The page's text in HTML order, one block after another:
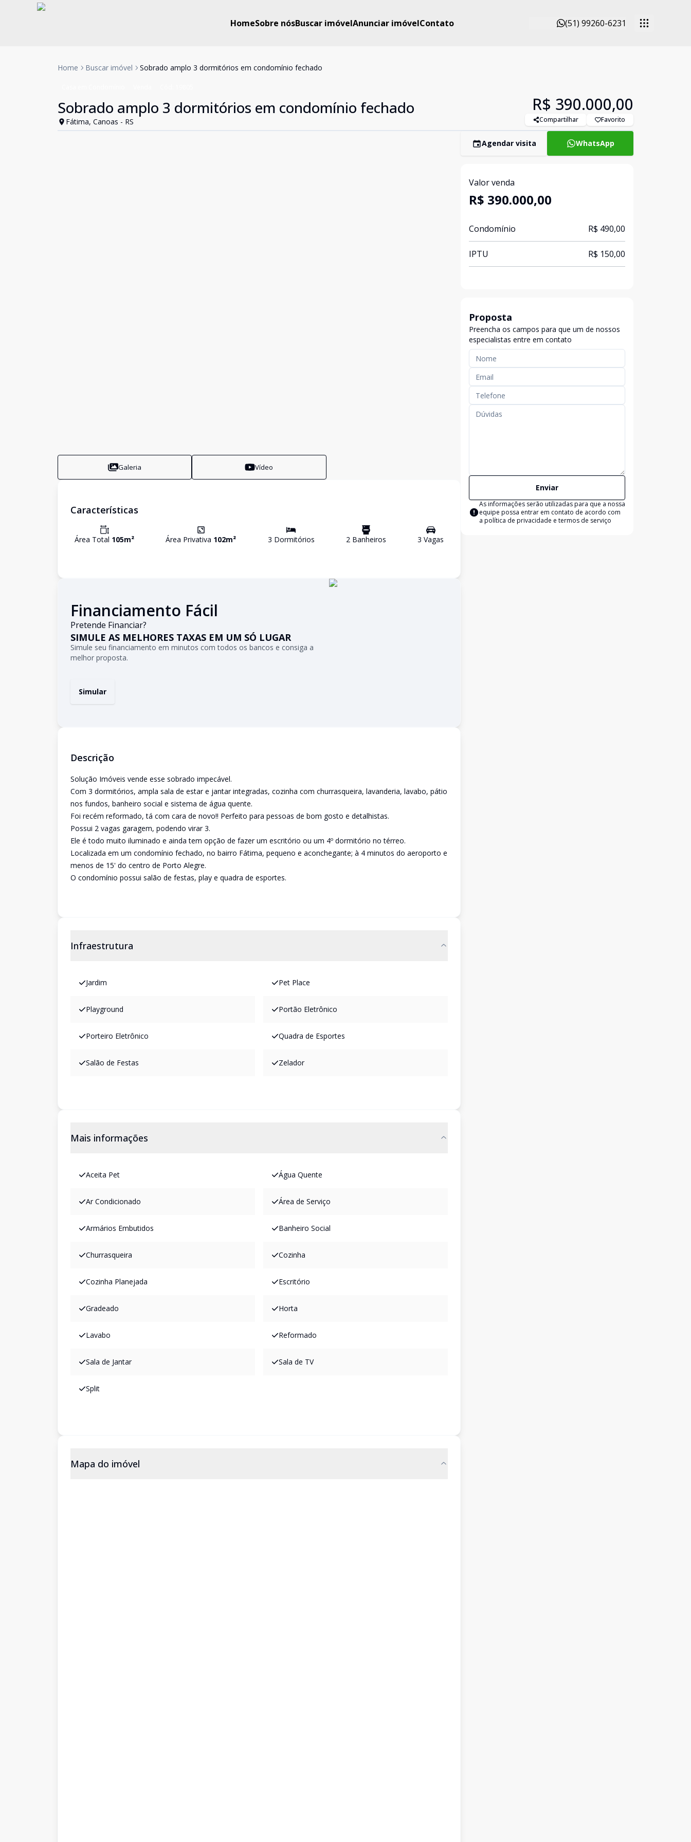
HomeSobre nósBuscar imóvelAnunciar imóvelContato (51) 99260-6231
Home Buscar imóvel Sobrado amplo 3 dormitórios em condomínio fechado
Sobrado amplo 3 dormitórios em condomínio fechado
Fátima, Canoas - RS
R$ 390.000,00
Compartilhar Favorito
Galeria Vídeo
Características
Área Total 105m² Área Privativa 102m² 3 Dormitórios 2Banheiros 3 Vagas
Financiamento Fácil
Pretende Financiar?
SIMULE AS MELHORES TAXAS EM UM SÓ LUGAR
Simule seu financiamento em minutos com todos os bancos e consiga a
melhor proposta.
Simular
Descrição
Solução Imóveis vende esse sobrado impecável.
Com 3 dormitórios, ampla sala de estar e jantar integradas, cozinha com churrasqueira, lavanderia, lavabo, pátio
nos fundos, banheiro social e sistema de água quente.
Foi recém reformado, tá com cara de novo!! Perfeito para pessoas de bom gosto e detalhistas.
Possui 2 vagas garagem, podendo virar 3.
Ele é todo muito iluminado e ainda tem opção de fazer um escritório ou um 4º dormitório no térreo.
Localizada em um condomínio fechado, no bairro Fátima, pequeno e aconchegante; à 4 minutos do aeroporto e
menos de 15' do centro de Porto Alegre.
O condomínio possui salão de festas, play e quadra de esportes.
Infraestrutura
Jardim Pet Place
Playground Portão Eletrônico
Porteiro Eletrônico Quadra de Esportes
Salão de Festas Zelador
Mais informações
Aceita Pet Água Quente
Ar Condicionado Área de Serviço
Armários Embutidos Banheiro Social
Churrasqueira Cozinha
Cozinha Planejada Escritório
Gradeado Horta
Lavabo Reformado
Sala de Jantar Sala de TV
Split
Mapa do imóvel
Agendar visita WhatsApp
Valor venda
R$ 390.000,00
Condomínio R$ 490,00
IPTU R$ 150,00
Proposta
Preencha os campos para que um de nossos
especialistas entre em contato
Enviar
As informações serão utilizadas para que a nossa
equipe possa entrar em contato de acordo com
a política de privacidade e termos de serviço